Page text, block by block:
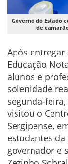
Governo do Estado
de
Após
Educação
alunos e
solenidade
segunda-
visitou o
Sergipense,
estudantes
governador e